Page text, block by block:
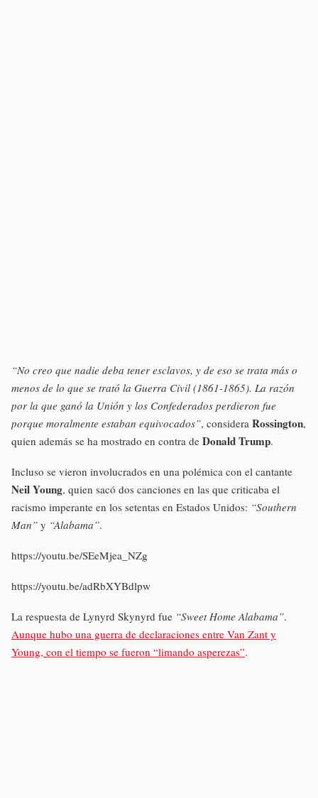
“No creo que nadie deba tener esclavos, y de eso se trata más o
menos de lo que se trató la Guerra Civil (1861-1865). La razón
por la que ganó la Unión y los Confederados perdieron fue
porque moralmente estaban equivocados”, considera Rossington,
quien además se ha mostrado en contra de Donald Trump.
Incluso se vieron involucrados en una polémica con el cantante
Neil Young, quien sacó dos canciones en las que criticaba el
racismo imperante en los setentas en Estados Unidos: “Southern
Man” y “Alabama”.
https://youtu.be/SEeMjea_NZg
https://youtu.be/adRbXYBdlpw
La respuesta de Lynyrd Skynyrd fue “Sweet Home Alabama”.
Aunque hubo una guerra de declaraciones entre Van Zant y
Young, con el tiempo se fueron “limando asperezas”.